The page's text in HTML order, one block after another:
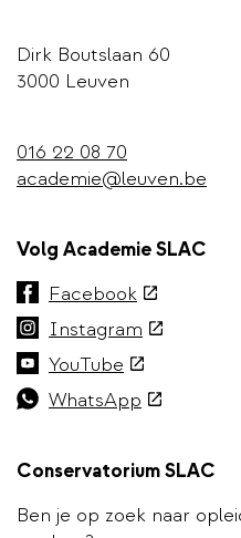
Dirk Boutslaan 60
3000 Leuven
016 22 08 70
academie@leuven.be
Volg Academie SLAC
Facebook(externe
link)
Instagram (externe
link)
YouTube (externe
link)
WhatsApp (externe
Conservatorium SLAC
Ben je op zoek naar